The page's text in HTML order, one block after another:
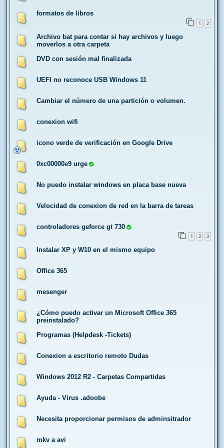
formatos de libros
1 2
Archivo bat para contar si hay archivos y luego
moverlos a otra carpeta
DVD con sesión mal finalizada
UEFI no reconoce USB Windows 11
Cambiar el número de una partición o volumen.
conexion wifi
icono verde de verificación en Google Drive
0xc00000e9 urge
No puedo instalar windows en placa base nueva
Velocidad de conexion de red en la barra de tareas
controladores geforce gt 730
1 2 3
Instalar XP y W10 en el mismo equipo
Office 365
mesenger
¿Cómo puedo activar un Microsoft Office 365
preinstalado?
Programas (Helpdesk -Tickets)
Conexion a escritorio remoto Dudas
Windows 2012 R2 - Carpetas Compartidas
Ayuda - Virus .adoobe
Necesita proporcionar permisos de adminsitrador
mkv a avi